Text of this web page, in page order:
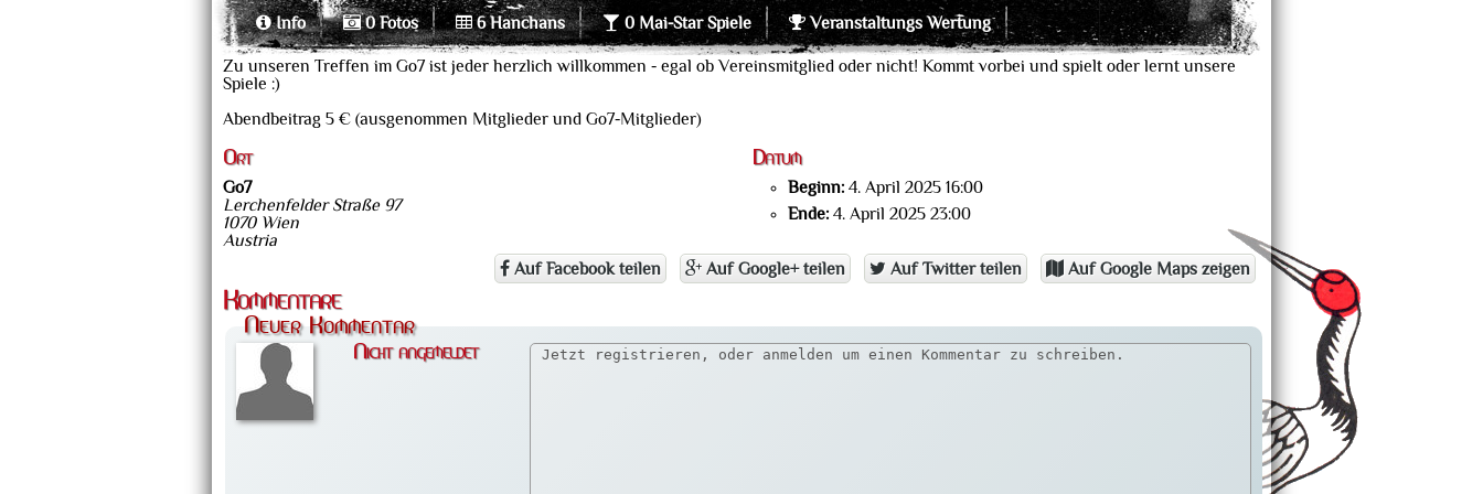
Info 0 Fotos 6 Hanchans 0 Mai-Star Spiele Veranstaltungs Wertung
Zu unseren Treffen im Go7 ist jeder herzlich willkommen - egal ob Vereinsmitglied oder nicht! Kommt vorbei und spielt oder lernt unsere
Spiele :)
Abendbeitrag 5 € (ausgenommen Mitglieder und Go7-Mitglieder)
Ort
Go7
Lerchenfelder Straße 97
1070 Wien
Austria
Datum
Beginn: 4. April 2025 16:00
Ende: 4. April 2025 23:00
Auf Facebook teilen Auf Google+ teilen Auf Twitter teilen Auf Google Maps zeigen
Kommentare
Neuer Kommentar
Nicht angemeldet